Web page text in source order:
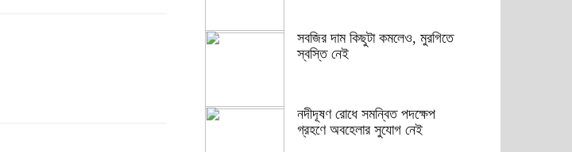
সবজির দাম কিছুটা কমলেও, মুরগিতে
স্বস্তি নেই
নদীদূষণ রোধে সমন্বিত পদক্ষেপ
গ্রহণে অবহেলার সুযোগ নেই